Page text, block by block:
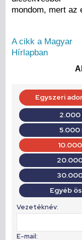
mondom, mert az
A cikk a Magyar
Hírlapban